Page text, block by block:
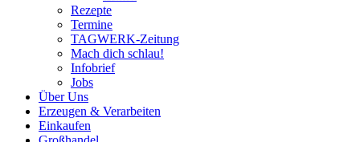
Rezepte
Termine
TAGWERK-Zeitung
Mach dich schlau!
Infobrief
Jobs
Über Uns
Erzeugen & Verarbeiten
Einkaufen